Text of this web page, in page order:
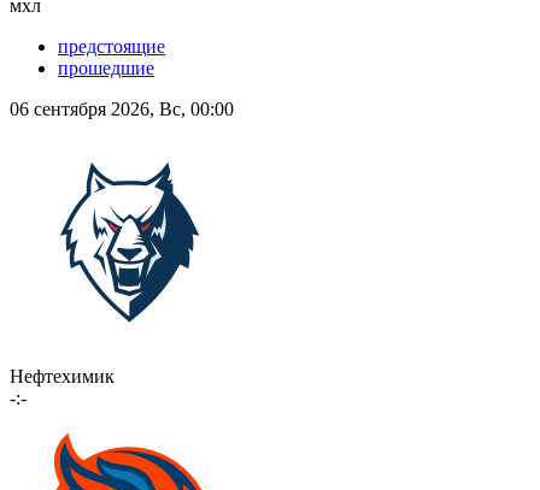
мхл
предстоящие
прошедшие
06 сентября 2026, Вс, 00:00
Нефтехимик
-:-